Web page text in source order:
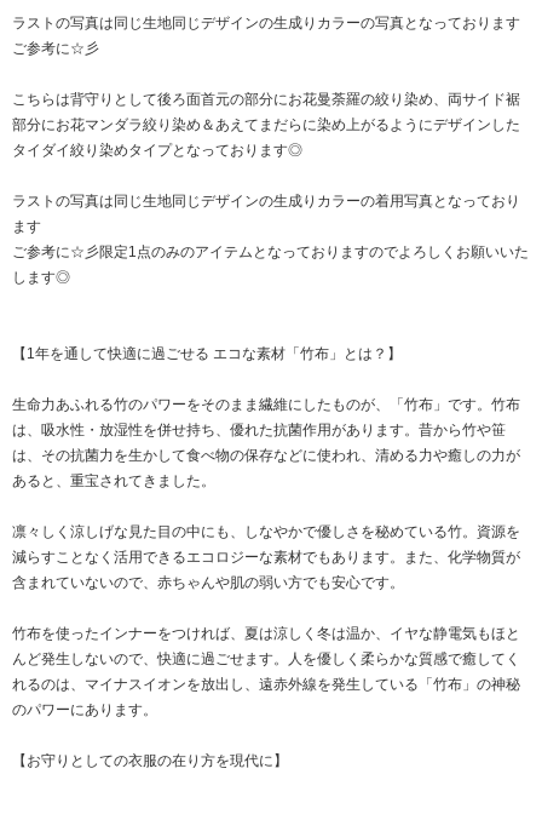
ラストの写真は同じ生地同じデザインの生成りカラーの写真となっております
ご参考に☆彡
こちらは背守りとして後ろ面首元の部分にお花曼荼羅の絞り染め、両サイド裾
部分にお花マンダラ絞り染め＆あえてまだらに染め上がるようにデザインした
タイダイ絞り染めタイプとなっております◎
ラストの写真は同じ生地同じデザインの生成りカラーの着用写真となっており
ます
ご参考に☆彡限定1点のみのアイテムとなっておりますのでよろしくお願いいた
します◎
【1年を通して快適に過ごせる エコな素材「竹布」とは？】
生命力あふれる竹のパワーをそのまま繊維にしたものが、「竹布」です。竹布
は、吸水性・放湿性を併せ持ち、優れた抗菌作用があります。昔から竹や笹
は、その抗菌力を生かして食べ物の保存などに使われ、清める力や癒しの力が
あると、重宝されてきました。
凛々しく涼しげな見た目の中にも、しなやかで優しさを秘めている竹。資源を
減らすことなく活用できるエコロジーな素材でもあります。また、化学物質が
含まれていないので、赤ちゃんや肌の弱い方でも安心です。
竹布を使ったインナーをつければ、夏は涼しく冬は温か、イヤな静電気もほと
んど発生しないので、快適に過ごせます。人を優しく柔らかな質感で癒してく
れるのは、マイナスイオンを放出し、遠赤外線を発生している「竹布」の神秘
のパワーにあります。
【お守りとしての衣服の在り方を現代に】